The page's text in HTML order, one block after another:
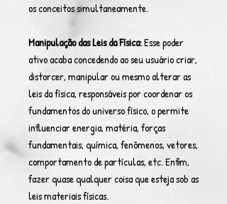
os conceitos simultaneamente.
Manipulação das Leis da Física:Esse poder
ativo acaba concedendo ao seu usuário criar,
distorcer, manipular ou mesmo alterar as
leis da física, responsáveis por coordenar os
fundamentos do universo físico, o permite
influenciar energia, matéria, forças
fundamentais, química, fenômenos, vetores,
comportamento de partículas, etc. Enfim,
fazer quase qualquer coisa que esteja sob as
leis materiais físicas.